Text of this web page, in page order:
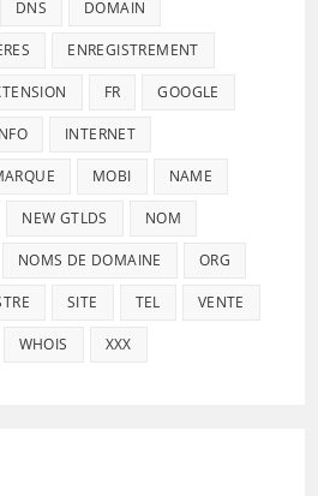
DNS DOMAIN
ENREGISTREMENT
FR GOOGLE
INTERNET
MOBI NAME
NEW GTLDS NOM
NOMS DE DOMAINE ORG
SITE TEL VENTE
WHOIS XXX